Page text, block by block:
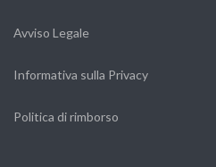
Avviso Legale
Informativa sulla Privacy
Politica di rimborso